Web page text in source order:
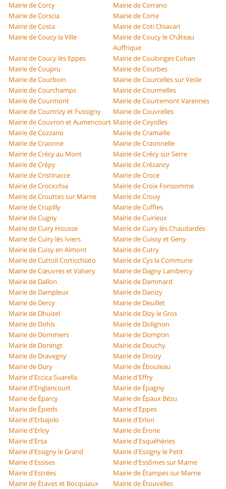
Mairie de Corcy
Mairie de Corrano
Mairie de Corscia
Mairie de Corte
Mairie de Costa
Mairie de Coti Chiavari
Mairie de Coucy la Ville
Mairie de Coucy le Château
Auffrique
Mairie de Coucy lès Eppes
Mairie de Coulonges Cohan
Mairie de Coupru
Mairie de Courbes
Mairie de Courboin
Mairie de Courcelles sur Vesle
Mairie de Courchamps
Mairie de Courmelles
Mairie de Courmont
Mairie de Courtemont Varennes
Mairie de Courtrizy et Fussigny
Mairie de Couvrelles
Mairie de Couvron et Aumencourt Mairie de Coyolles
Mairie de Cozzano
Mairie de Cramaille
Mairie de Craonne
Mairie de Craonnelle
Mairie de Crécy au Mont
Mairie de Crécy sur Serre
Mairie de Crépy
Mairie de Crézancy
Mairie de Cristinacce
Mairie de Croce
Mairie de Crocicchia
Mairie de Croix Fonsomme
Mairie de Crouttes sur Marne
Mairie de Crouy
Mairie de Crupilly
Mairie de Cuffies
Mairie de Cugny
Mairie de Cuirieux
Mairie de Cuiry Housse
Mairie de Cuiry lès Chaudardes
Mairie de Cuiry lès Iviers
Mairie de Cuissy et Geny
Mairie de Cuisy en Almont
Mairie de Cutry
Mairie de Cuttoli Corticchiato
Mairie de Cys la Commune
Mairie de Cœuvres et Valsery
Mairie de Dagny Lambercy
Mairie de Dallon
Mairie de Dammard
Mairie de Dampleux
Mairie de Danizy
Mairie de Dercy
Mairie de Deuillet
Mairie de Dhuizel
Mairie de Dizy le Gros
Mairie de Dohis
Mairie de Dolignon
Mairie de Dommiers
Mairie de Domptin
Mairie de Dorengt
Mairie de Douchy
Mairie de Dravegny
Mairie de Droizy
Mairie de Dury
Mairie de Ébouleau
Mairie d'Eccica Suarella
Mairie d'Effry
Mairie d'Englancourt
Mairie de Épagny
Mairie de Éparcy
Mairie de Épaux Bézu
Mairie de Épieds
Mairie d'Eppes
Mairie d'Erbajolo
Mairie d'Erlon
Mairie d'Erloy
Mairie de Érone
Mairie d'Ersa
Mairie d'Esquéhéries
Mairie d'Essigny le Grand
Mairie d'Essigny le Petit
Mairie d'Essises
Mairie d'Essômes sur Marne
Mairie d'Estrées
Mairie de Étampes sur Marne
Mairie de Étaves et Bocquiaux
Mairie de Étouvelles